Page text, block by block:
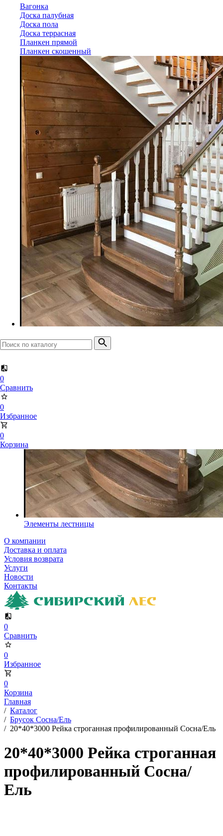
Вагонка
Доска палубная
Доска пола
Доска террасная
Планкен прямой
Планкен скошенный
0
Сравнить
0
Избранное
0
Корзина
Лиственница
Вагонка
Доска палубная
Доска пола
Доска террасная
Планкен прямой
Планкен скошенный
Элементы лестницы
О компании
Доставка и оплата
Условия возврата
Услуги
Новости
Контакты
0
Сравнить
0
Избранное
0
Корзина
Главная
/ Каталог
/ Брусок Сосна/Ель
/ 20*40*3000 Рейка строганная профилированный Сосна/Ель
20*40*3000 Рейка строганная
профилированный Сосна/
Ель